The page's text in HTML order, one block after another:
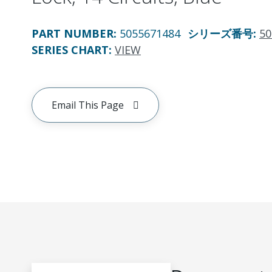
PART NUMBER: 5055671484 シリーズ番号:
SERIES CHART: VIEW
Email This Page